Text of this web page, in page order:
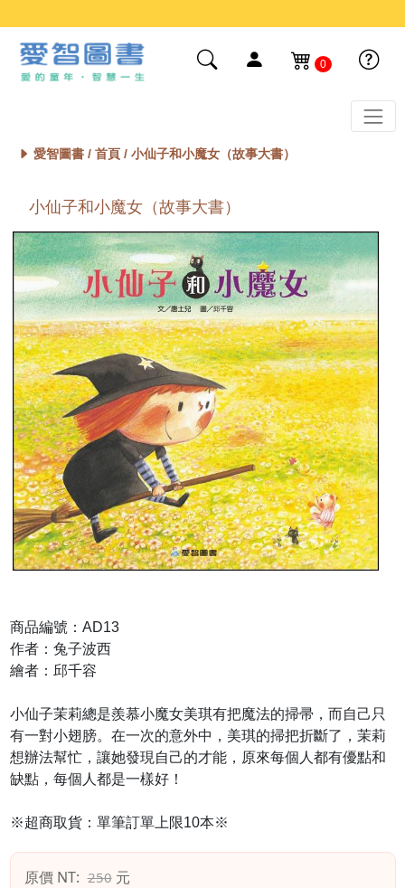
0
愛智圖書 / 首頁/ 小仙子和小魔女（故事大書）
小仙子和小魔女（故事大書）
商品編號：AD13
作者：兔子波西
繪者：邱千容
小仙子茉莉總是羨慕小魔女美琪有把魔法的掃帚，而自己只
有一對小翅膀。在一次的意外中，美琪的掃把折斷了，茉莉
想辦法幫忙，讓她發現自己的才能，原來每個人都有優點和
缺點，每個人都是一樣好！
※超商取貨：單筆訂單上限10本※
原價 NT: 250元